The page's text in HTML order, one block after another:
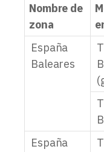
Nombre de
zona
España
Baleares
España